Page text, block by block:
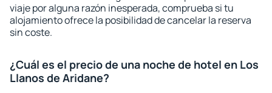
viaje por alguna razón inesperada, comprueba si tu
alojamiento ofrece la posibilidad de cancelar la reserva
sin coste.
¿Cuál es el precio de una noche de hotel en Los
Llanos de Aridane?